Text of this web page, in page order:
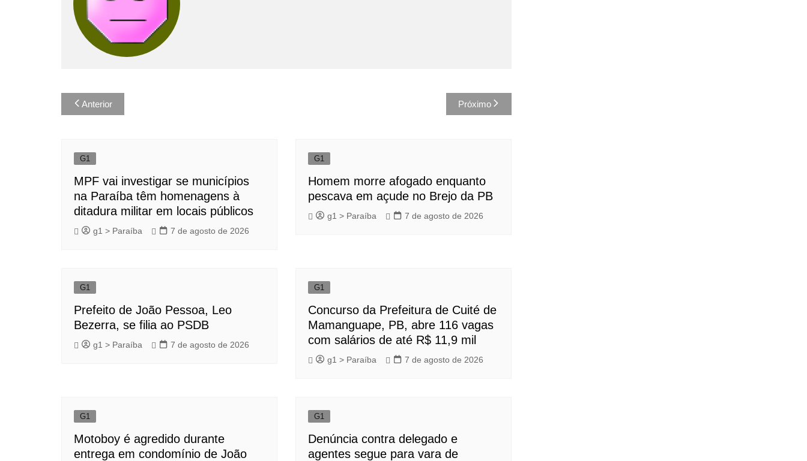
Navegação
de
Anterior Próximo
G1
MPF vai investigar se municípios
na Paraíba têm homenagens à
ditadura militar em locais públicos
g1 > Paraíba 7 de agosto de 2026
G1
Homem morre afogado enquanto
pescava em açude no Brejo da PB
g1 > Paraíba 7 de agosto de 2026
G1
Prefeito de João Pessoa, Leo
Bezerra, se filia ao PSDB
g1 > Paraíba 7 de agosto de 2026
G1
Concurso da Prefeitura de Cuité de
Mamanguape, PB, abre 116 vagas
com salários de até R$ 11,9 mil
g1 > Paraíba 7 de agosto de 2026
G1
Motoboy é agredido durante
entrega em condomínio de João
G1
Denúncia contra delegado e
agentes segue para vara de